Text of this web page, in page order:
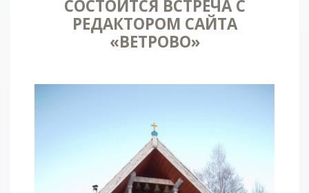
СОСТОИТСЯ ВСТРЕЧА С
РЕДАКТОРОМ САЙТА
«ВЕТРОВО»